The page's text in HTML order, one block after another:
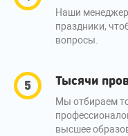
Наши
праздники,
вопросы.
Тысячи
Мы отбираем
высшее